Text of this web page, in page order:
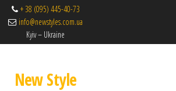
+ 38 (095) 445-40-73
info@newstyles.com.ua
Kyiv – Ukraine
New Style